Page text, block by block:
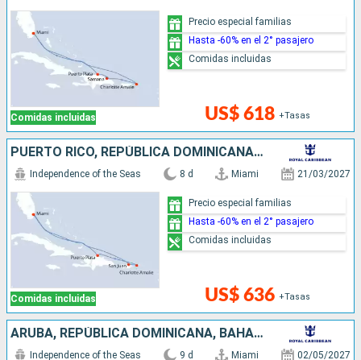
Comidas incluidas US$ 618 +Tasas
Precio especial familias
Hasta -60% en el 2° pasajero
Comidas incluidas
PUERTO RICO, REPÚBLICA DOMINICANA, ESTADOS UNIDOS
Comidas incluidas
Independence of the Seas 8 d Miami 21/03/2027
US$ 636 +Tasas
Precio especial familias
Hasta -60% en el 2° pasajero
Comidas incluidas
ARUBA, REPÚBLICA DOMINICANA, BAHAMAS, ESTADOS UNIDOS
Independence of the Seas 9 d Miami 02/05/2027